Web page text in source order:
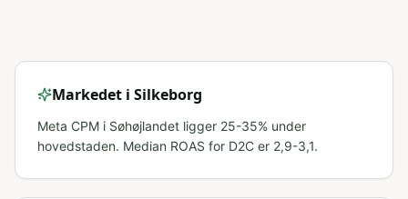
Markedet i Silkeborg
Meta CPM i Søhøjlandet ligger 25-35% under
hovedstaden. Median ROAS for D2C er 2,9-3,1.